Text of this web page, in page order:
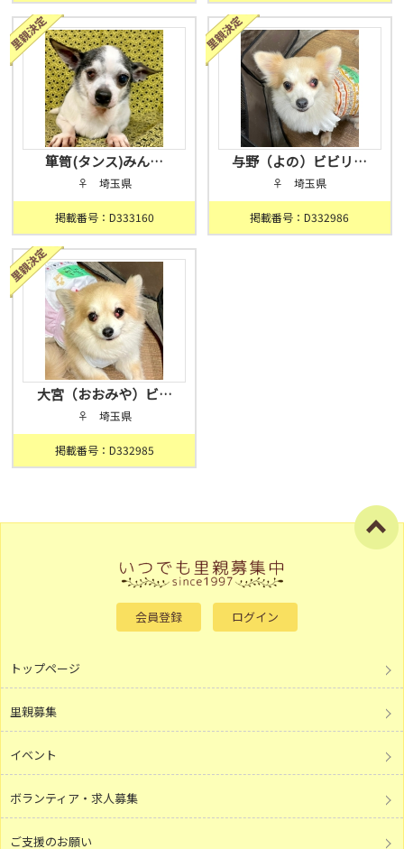
箪笥(タンス)みん…
♀ 埼玉県
掲載番号：D333160
与野（よの）ビビリ…
♀ 埼玉県
掲載番号：D332986
大宮（おおみや）ビ…
♀ 埼玉県
掲載番号：D332985
会員登録 ログイン
トップページ
里親募集
イベント
ボランティア・求人募集
ご支援のお願い